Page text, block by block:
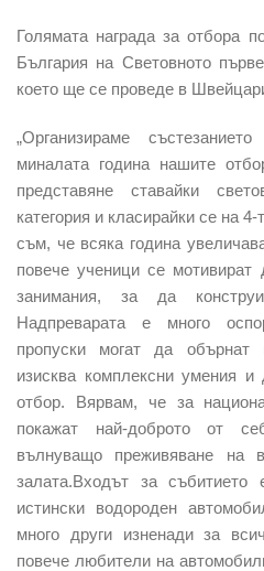
Голямата награда за отбора
България на Световното
което ще се проведе в
„Организираме
миналата година нашите
представяне ставайки
категория и класирайки се на
съм, че всяка година
повече ученици се мотивират
занимания, за да
Надпреварата е много
пропуски могат да обърнат
изисква комплексни умения и
отбор. Вярвам, че за
покажат най-доброто от
вълнуващо преживяване на
залата.Входът за
истински водороден
много други изненади за
повече любители на